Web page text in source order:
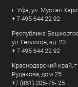
г. Уфа, ул. Мустая
+ 7 495 644 22 92
Республика
ул. Геологов, зд. 23
+ 7 495 644 22 92
Краснодарский край,
Рудакова, дом 25
+7 (861) 205-75- 25